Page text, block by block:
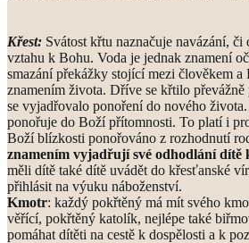
Křest: Svátost křtu naznačuje navázání, či
vztahu k Bohu. Voda je jednak znamení
smazání překážky stojící mezi člověkem a
znamením života. Dříve se křtilo
se vyjadřovalo ponoření do nového
ponořuje do Boží přítomnosti. To platí i
Boží blízkosti ponořováno z rozhodnutí
znamením vyjadřují své odhodlání dítě
měli dítě také dítě uvádět do křesťanské
přihlásit na výuku náboženství.
Kmotr: každý pokřtěný má mít svého
věřící, pokřtěný katolík, nejlépe také
pomáhat dítěti na cestě k dospělosti a k